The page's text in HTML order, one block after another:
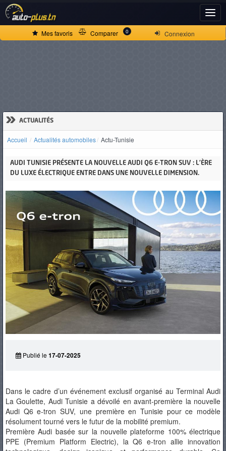
Connexion
Mes favoris Comparer 0
» ACTUALITÉS
Accueil Actualités automobiles Actu-Tunisie
AUDI TUNISIE PRÉSENTE LA NOUVELLE AUDI Q6 E-TRON SUV : L’ÈRE
DU LUXE ÉLECTRIQUE ENTRE DANS UNE NOUVELLE DIMENSION.
Publié le17-07-2025
Dans le cadre d’un événement exclusif organisé au Terminal Audi
La Goulette, Audi Tunisie a dévoilé en avant-première la nouvelle
Audi Q6 e-tron SUV, une première en Tunisie pour ce modèle
résolument tourné vers le futur de la mobilité premium.
Première Audi basée sur la nouvelle plateforme 100% électrique
PPE (Premium Platform Electric), la Q6 e-tron allie innovation
ACCUEIL
D'OCCASION
PNEUS